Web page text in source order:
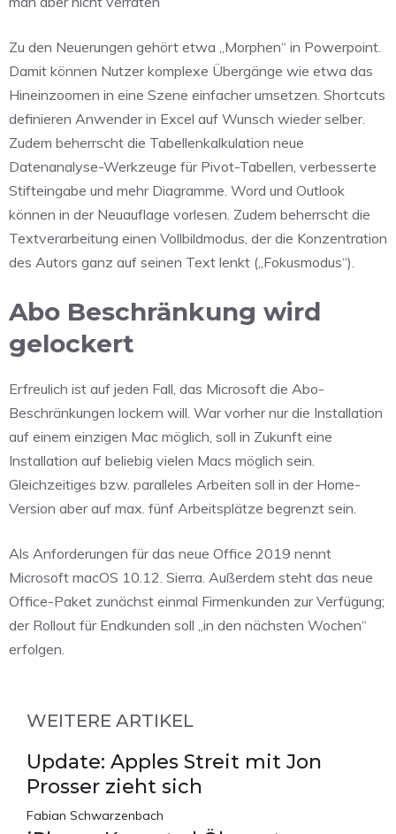
Zu den Neuerungen gehört etwa „Morphen“ in Powerpoint.
Damit können Nutzer komplexe Übergänge wie etwa das
Hineinzoomen in eine Szene einfacher umsetzen. Shortcuts
definieren Anwender in Excel auf Wunsch wieder selber.
Zudem beherrscht die Tabellenkalkulation neue
Datenanalyse-Werkzeuge für Pivot-Tabellen, verbesserte
Stifteingabe und mehr Diagramme. Word und Outlook
können in der Neuauflage vorlesen. Zudem beherrscht die
Textverarbeitung einen Vollbildmodus, der die Konzentration
des Autors ganz auf seinen Text lenkt („Fokusmodus“).
Abo Beschränkung wird
gelockert
Erfreulich ist auf jeden Fall, das Microsoft die Abo-
Beschränkungen lockern will. War vorher nur die Installation
auf einem einzigen Mac möglich, soll in Zukunft eine
Installation auf beliebig vielen Macs möglich sein.
Gleichzeitiges bzw. paralleles Arbeiten soll in der Home-
Version aber auf max. fünf Arbeitsplätze begrenzt sein.
Als Anforderungen für das neue Office 2019 nennt
Microsoft macOS 10.12. Sierra. Außerdem steht das neue
Office-Paket zunächst einmal Firmenkunden zur Verfügung;
der Rollout für Endkunden soll „in den nächsten Wochen“
erfolgen.
WEITERE ARTIKEL
Update: Apples Streit mit Jon
Prosser zieht sich
Fabian Schwarzenbach